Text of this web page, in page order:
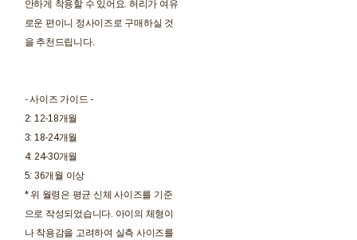
안하게 착용할 수 있어요. 허리가 여유
로운 편이니 정사이즈로 구매하실 것
을 추천드립니다.
- 사이즈 가이드 -
2: 12-18개월
3: 18-24개월
4: 24-30개월
5: 36개월 이상
* 위 월령은 평균 신체 사이즈를 기준
으로 작성되었습니다. 아이의 체형이
나 착용감을 고려하여 실측 사이즈를